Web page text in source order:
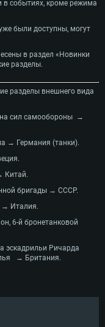
событиях, кроме режима
были доступны, могут
в раздел «Новинки
разделы.
разделы внешнего вида
сил самообороны →
→ Германия (танки).
Китай.
бригады → СССР.
→ Италия.
6-й бронетанковой
эскадрильи Ричарда
→ Британия.